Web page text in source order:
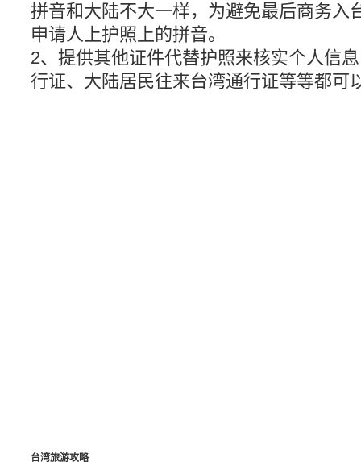
拼音和大陆不大一样，为避免最后商务入
申请人上护照上的拼音。
2、提供其他证件代替护照来核实个人信
行证、大陆居民往来台湾通行证等等都可
台湾旅游攻略